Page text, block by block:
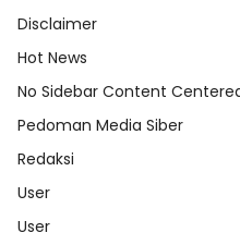
Disclaimer
Hot News
No Sidebar Content
Pedoman Media Siber
Redaksi
User
User